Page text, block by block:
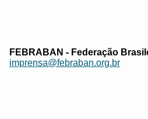
FEBRABAN - Federação
imprensa@febraban.org.br